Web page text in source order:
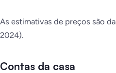
As estimativas de preços são da
2024).
Contas da casa